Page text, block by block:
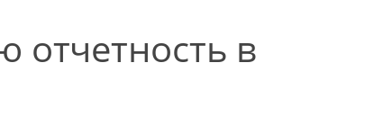
отчетность в